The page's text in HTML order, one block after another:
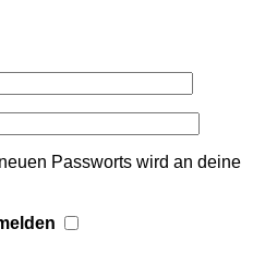
Passworts wird an deine